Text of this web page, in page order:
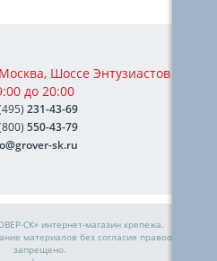
Шоссе Энтузиастов 76А,
до 20:00
231-43-69
550-43-79
sk.ru
СК» интернет-магазин крепежа.
материалов без согласия
запрещено.